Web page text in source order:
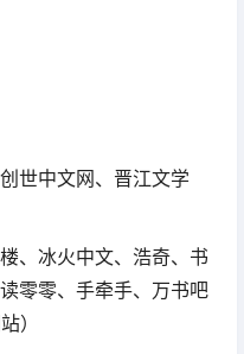
世中文网、晋江文学
、冰火中文、浩奇、书
零零、手牵手、万书吧
）